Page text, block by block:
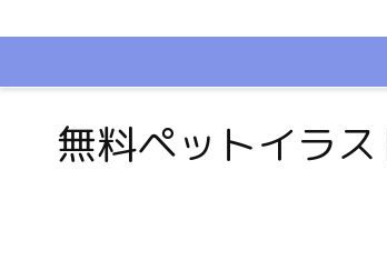
無料ペットイラ